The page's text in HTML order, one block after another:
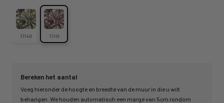
Bereken het aantal
Voeg hieronder de hoogte en breedte van de muur in die u wilt
behangen. We houden automatisch een marge van 5cm rondom
11140 11141